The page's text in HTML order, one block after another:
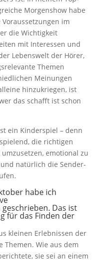
Morgenshow habe
im
die Wichtigkeit
mit Interessen und
Lebenswelt der Hörer,
Themen
Meinungen
hinzukriegen, ist
das schafft ist schon
ein Kinderspiel – denn
die richtigen
emotional zu
natürlich die Sender-
habe ich
Das ist
für das Finden der
kleinen Erlebnissen der
Themen. Wie aus dem
sie sei an einem